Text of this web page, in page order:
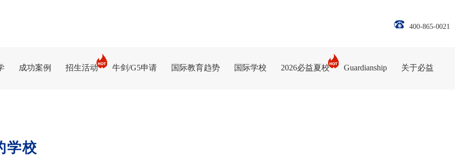
400-865-0021
成功案例 招生活动 牛剑/G5申请 国际教育趋势 国际学校 2026必益夏校 Guardianship 关于必益
学校